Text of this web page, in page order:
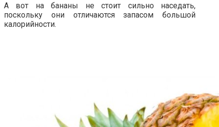
А вот на бананы не стоит сильно наседать,
поскольку они отличаются запасом большой
калорийности.